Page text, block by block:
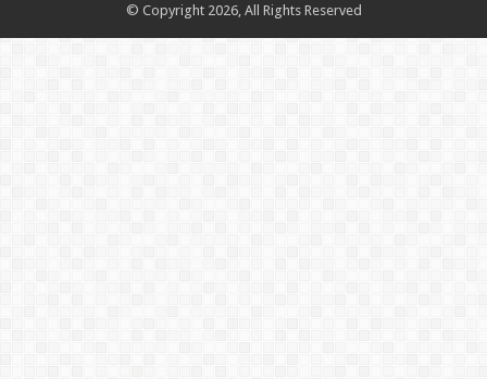
© Copyright 2026, All Rights Reserved